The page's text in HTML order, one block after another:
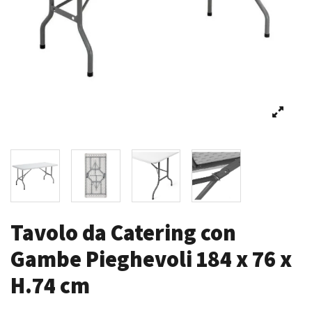
Tavolo da Catering con
Gambe Pieghevoli 184 x 76 x
H.74 cm